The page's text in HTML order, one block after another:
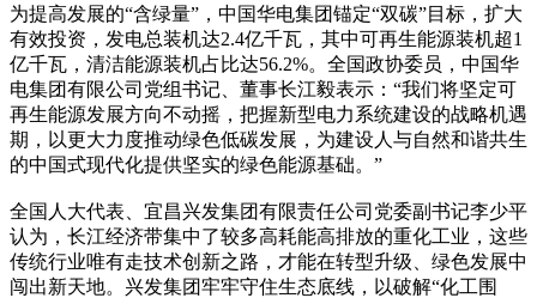
为提高发展的“含绿量”，中国华电集团锚定“双碳”目标，扩大
有效投资，发电总装机达2.4亿千瓦，其中可再生能源装机超1
亿千瓦，清洁能源装机占比达56.2%。全国政协委员，中国华
电集团有限公司党组书记、董事长江毅表示：“我们将坚定可
再生能源发展方向不动摇，把握新型电力系统建设的战略机遇
期，以更大力度推动绿色低碳发展，为建设人与自然和谐共生
的中国式现代化提供坚实的绿色能源基础。”
全国人大代表、宜昌兴发集团有限责任公司党委副书记李少平
认为，长江经济带集中了较多高耗能高排放的重化工业，这些
传统行业唯有走技术创新之路，才能在转型升级、绿色发展中
闯出新天地。兴发集团牢牢守住生态底线，以破解“化工围